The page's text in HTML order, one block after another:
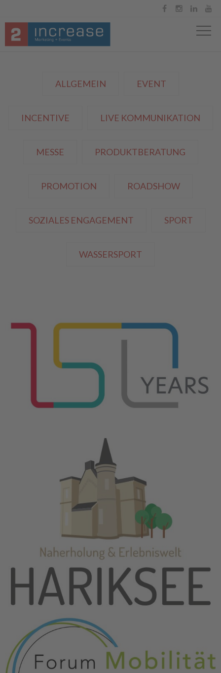
   
ALLGEMEIN EVENT
INCENTIVE LIVE KOMMUNIKATION
MESSE PRODUKTBERATUNG
PROMOTION ROADSHOW
SOZIALES ENGAGEMENT SPORT
WASSERSPORT